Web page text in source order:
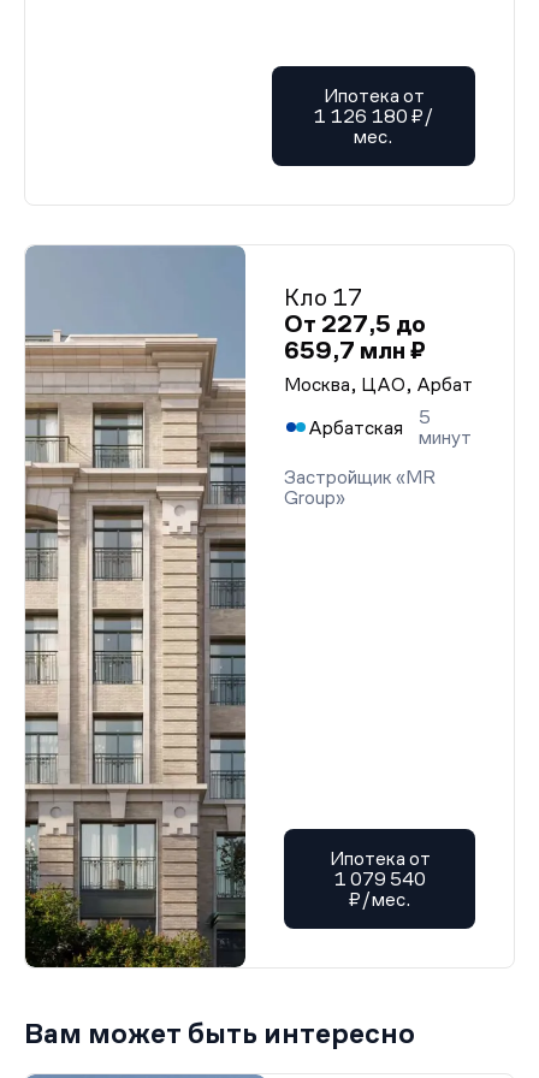
Ипотека от
1 126 180 ₽/
мес.
Кло 17
От 227,5 до
659,7 млн ₽
Москва, ЦАО, Арбат
Арбатская
5
минут
Застройщик «MR
Group»
Ипотека от
1 079 540
₽/мес.
Вам может быть интересно